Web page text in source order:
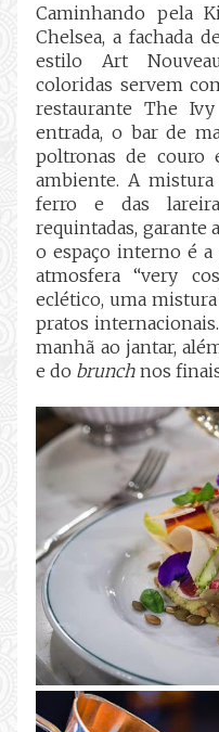
Caminhando pela
Chelsea, a fachada
estilo Art
coloridas servem
restaurante The
entrada, o bar de
poltronas de couro
ambiente. A
ferro e das
requintadas, garante
o espaço interno é
atmosfera “very
eclético, uma
pratos
manhã ao jantar,
e do brunch nos